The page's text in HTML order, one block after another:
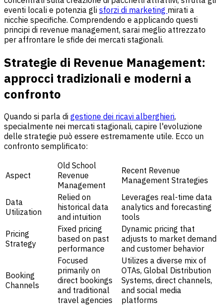
eventi locali e potenzia gli sforzi di marketing mirati a
nicchie specifiche. Comprendendo e applicando questi
principi di revenue management, sarai meglio attrezzato
per affrontare le sfide dei mercati stagionali.
Strategie di Revenue Management:
approcci tradizionali e moderni a
confronto
Quando si parla di gestione dei ricavi alberghieri,
specialmente nei mercati stagionali, capire l'evoluzione
delle strategie può essere estremamente utile. Ecco un
confronto semplificato:
Aspect
Old School
Revenue
Management
Recent Revenue
Management Strategies
Data
Utilization
Relied on
historical data
and intuition
Leverages real-time data
analytics and forecasting
tools
Pricing
Strategy
Fixed pricing
based on past
performance
Dynamic pricing that
adjusts to market demand
and customer behavior
Booking
Channels
Focused
primarily on
direct bookings
and traditional
travel agencies
Utilizes a diverse mix of
OTAs, Global Distribution
Systems, direct channels,
and social media
platforms